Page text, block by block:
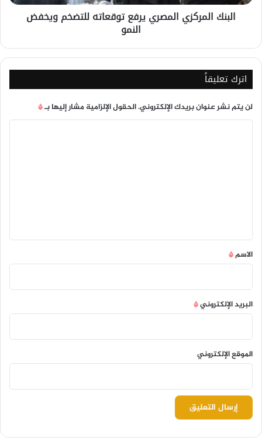
البنك المركزي المصري يرفع توقعاته للتضخم ويخفض
النمو
اترك تعليقاً
لن يتم نشر عنوان بريدك الإلكتروني.الحقول الإلزامية مشار إليها بـ*
*
الاسم*
البريد الإلكتروني*
الموقع الإلكتروني